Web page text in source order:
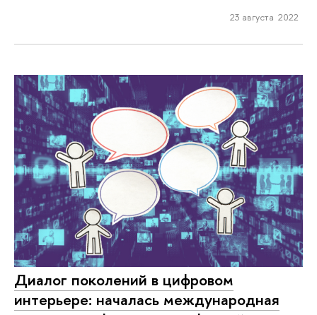
23 августа 2022
Диалог поколений в цифровом
интерьере: началась международная